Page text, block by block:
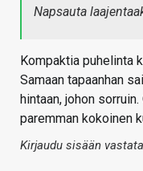
Napsauta
Kompaktia puhelinta
Samaan tapaanhan
hintaan, johon
paremman kokoinen
Kirjaudu sisään